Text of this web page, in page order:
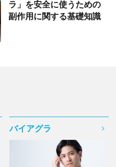
ラ」を安全に使うための
副作用に関する基礎知識
バイアグラ